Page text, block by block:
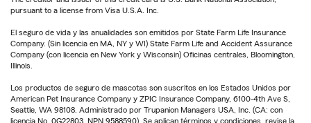
pursuant to a license from Visa U.S.A. Inc.
El seguro de vida y las anualidades son emitidos por State Farm Life Insurance
Company. (Sin licencia en MA, NY y WI) State Farm Life and Accident Assurance
Company (con licencia en New York y Wisconsin) Oficinas centrales, Bloomington,
Illinois.
Los productos de seguro de mascotas son suscritos en los Estados Unidos por
American Pet Insurance Company y ZPIC Insurance Company, 6100-4th Ave S,
Seattle, WA 98108. Administrado por Trupanion Managers USA, Inc. (CA: con
licencia No. 0G22803, NPN 9588590). Se aplican términos y condiciones, revise la